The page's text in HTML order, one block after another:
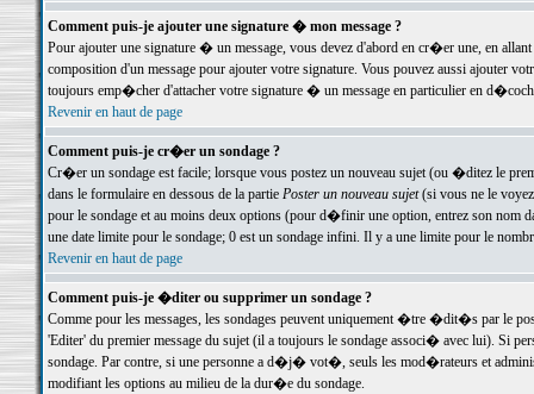
Comment puis-je ajouter une signature � mon message ?
Pour ajouter une signature � un message, vous devez d'abord en cr�er une, en
composition d'un message pour ajouter votre signature. Vous pouvez aussi ajouter
toujours emp�cher d'attacher votre signature � un message en particulier en
Revenir en haut de page
Comment puis-je cr�er un sondage ?
Cr�er un sondage est facile; lorsque vous postez un nouveau sujet (ou �ditez le
dans le formulaire en dessous de la partie Poster un nouveau sujet(si vous ne le voyez
pour le sondage et au moins deux options (pour d�finir une option, entrez son nom
une date limite pour le sondage; 0 est un sondage infini. Il y a une limite pour le
Revenir en haut de page
Comment puis-je �diter ou supprimer un sondage ?
Comme pour les messages, les sondages peuvent uniquement �tre �dit�s par le
'Editer' du premier message du sujet (il a toujours le sondage associ� avec lui). Si
sondage. Par contre, si une personne a d�j� vot�, seuls les mod�rateurs et
modifiant les options au milieu de la dur�e du sondage.